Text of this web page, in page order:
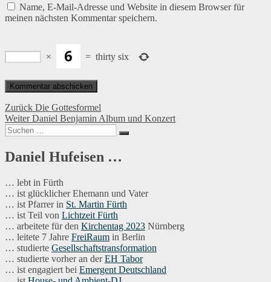
Name, E-Mail-Adresse und Website in diesem Browser für
meinen nächsten Kommentar speichern.
× = thirty six
Beitragsnavigation
Zurück Vorheriger
Beitrag:
Die Gottesformel
Weiter Nächster
Beitrag:
Daniel Benjamin Album und Konzert
Suchen
nach:
Suchen
Daniel Hufeisen …
… lebt in Fürth
… ist glücklicher Ehemann und Vater
… ist Pfarrer in St. Martin Fürth
… ist Teil von Lichtzeit Fürth
… arbeitete für den Kirchentag 2023 Nürnberg
… leitete 7 Jahre FreiRaum in Berlin
… studierte Gesellschaftstransformation
… studierte vorher an derEH Tabor
… ist engagiert bei Emergent Deutschland